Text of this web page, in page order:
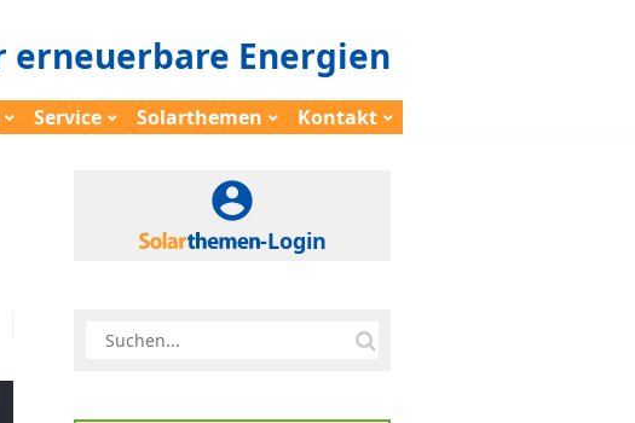
Energien
Service Solarthemen Kontakt
-Login